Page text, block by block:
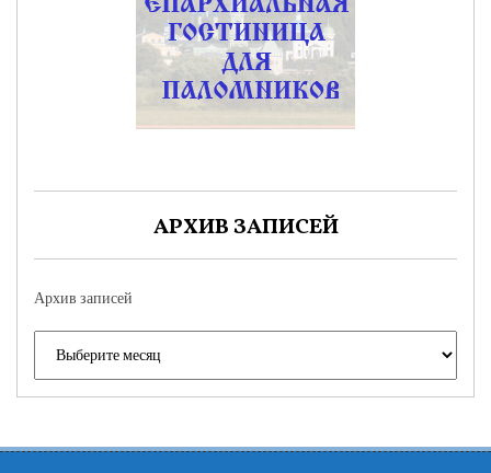
АРХИВ ЗАПИСЕЙ
Архив записей